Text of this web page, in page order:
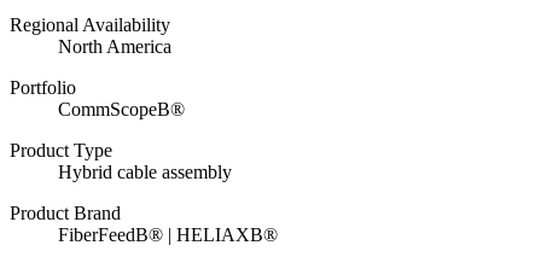
Regional Availability
North America
Portfolio
CommScopeВ®
Product Type
Hybrid cable assembly
Product Brand
FiberFeedВ® | HELIAXВ®